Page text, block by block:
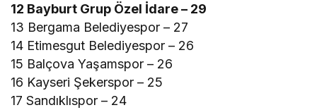
12 Bayburt Grup Özel İdare – 29
13 Bergama Belediyespor – 27
14 Etimesgut Belediyespor – 26
15 Balçova Yaşamspor – 26
16 Kayseri Şekerspor – 25
17 Sandıklıspor – 24